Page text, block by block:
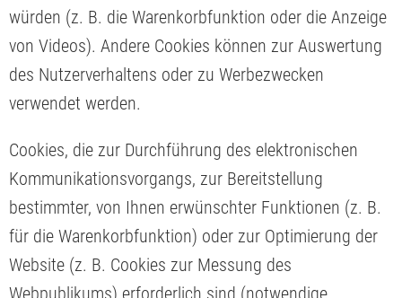
würden (z. B. die Warenkorbfunktion oder die Anzeige
von Videos). Andere Cookies können zur Auswertung
des Nutzerverhaltens oder zu Werbezwecken
verwendet werden.
Cookies, die zur Durchführung des elektronischen
Kommunikationsvorgangs, zur Bereitstellung
bestimmter, von Ihnen erwünschter Funktionen (z. B.
für die Warenkorbfunktion) oder zur Optimierung der
Website (z. B. Cookies zur Messung des
Webpublikums) erforderlich sind (notwendige